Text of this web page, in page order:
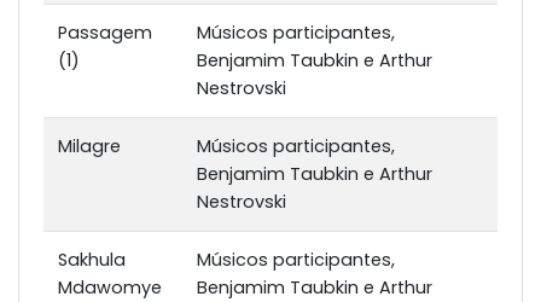
Passagem
(1)
Músicos participantes,
Benjamim Taubkin e Arthur
Nestrovski
Milagre
Músicos participantes,
Benjamim Taubkin e Arthur
Nestrovski
Sakhula
Mdawomye
Músicos participantes,
Benjamim Taubkin e Arthur